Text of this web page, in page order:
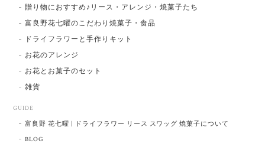
贈り物におすすめ♪リース・アレンジ・焼菓子たち
富良野花七曜のこだわり焼菓子・食品
ドライフラワーと手作りキット
お花のアレンジ
お花とお菓子のセット
雑貨
GUIDE
富良野 花七曜 | ドライフラワー リース スワッグ 焼菓子について
BLOG